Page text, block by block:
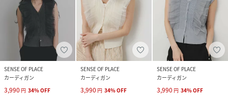
SENSE OF PLACE
カーディガン
3,990 円 34%OFF
SENSE OF PLACE
カーディガン
3,990 円 34%OFF
SENSE OF PLACE
カーディガン
3,990 円 34%OFF